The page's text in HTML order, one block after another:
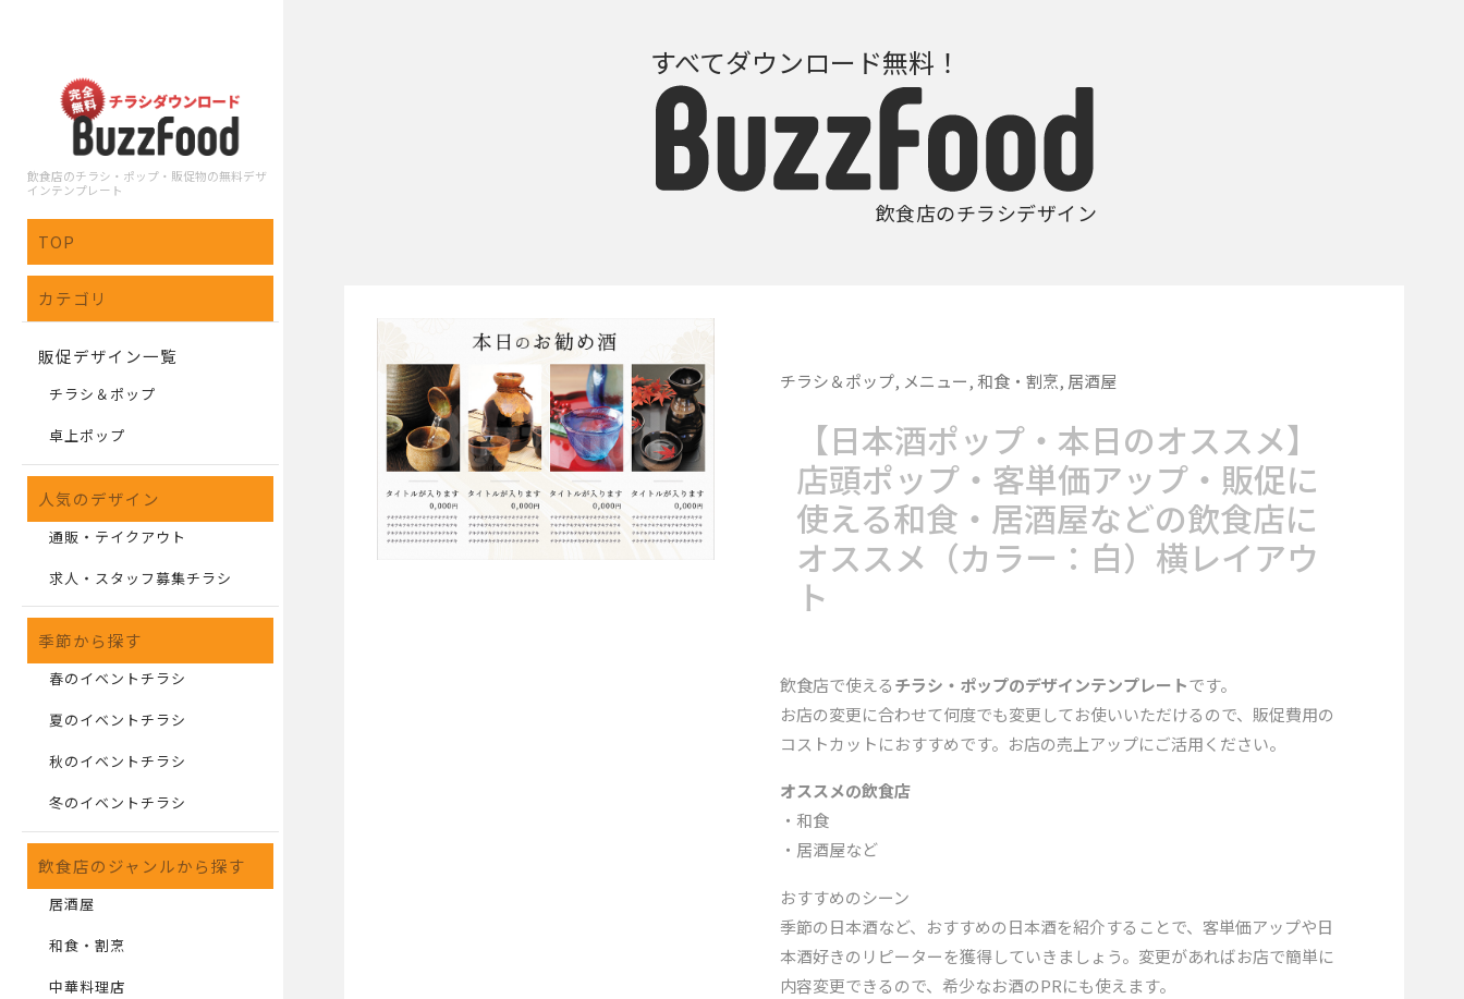
飲食店のチラシ・ポップ・販促物の無料デザ
インテンプレート
TOP
カテゴリ
販促デザイン一覧
チラシ＆ポップ
卓上ポップ
人気のデザイン
通販・テイクアウト
求人・スタッフ募集チラシ
季節から探す
春のイベントチラシ
夏のイベントチラシ
秋のイベントチラシ
冬のイベントチラシ
飲食店のジャンルから探す
居酒屋
和食・割烹
中華料理店
すべてダウンロード無料！
飲食店のチラシデザイン
チラシ＆ポップ, メニュー, 和食・割烹, 居酒屋
【日本酒ポップ・本日のオススメ】
店頭ポップ・客単価アップ・販促に
使える和食・居酒屋などの飲食店に
オススメ（カラー：白）横レイアウ
ト
飲食店で使えるチラシ・ポップのデザインテンプレートです。
お店の変更に合わせて何度でも変更してお使いいただけるので、販促費用の
コストカットにおすすめです。お店の売上アップにご活用ください。
オススメの飲食店
・和食
・居酒屋など
おすすめのシーン
季節の日本酒など、おすすめの日本酒を紹介することで、客単価アップや日
本酒好きのリピーターを獲得していきましょう。変更があればお店で簡単に
内容変更できるので、希少なお酒のPRにも使えます。